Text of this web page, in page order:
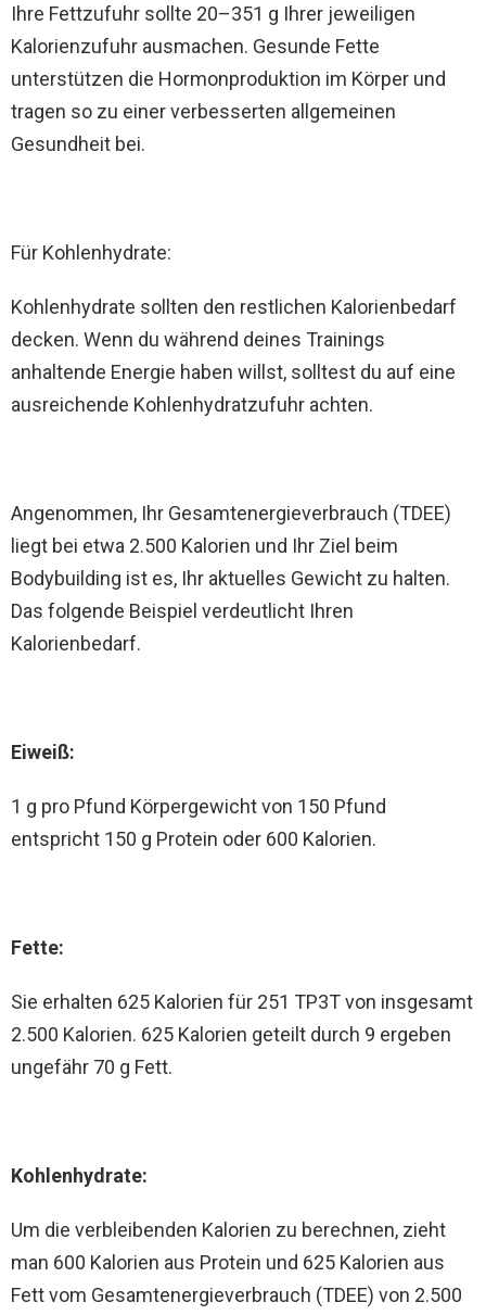
Ihre Fettzufuhr sollte 20–351 g Ihrer jeweiligen
Kalorienzufuhr ausmachen. Gesunde Fette
unterstützen die Hormonproduktion im Körper und
tragen so zu einer verbesserten allgemeinen
Gesundheit bei.
Für Kohlenhydrate:
Kohlenhydrate sollten den restlichen Kalorienbedarf
decken. Wenn du während deines Trainings
anhaltende Energie haben willst, solltest du auf eine
ausreichende Kohlenhydratzufuhr achten.
Angenommen, Ihr Gesamtenergieverbrauch (TDEE)
liegt bei etwa 2.500 Kalorien und Ihr Ziel beim
Bodybuilding ist es, Ihr aktuelles Gewicht zu halten.
Das folgende Beispiel verdeutlicht Ihren
Kalorienbedarf.
Eiweiß:
1 g pro Pfund Körpergewicht von 150 Pfund
entspricht 150 g Protein oder 600 Kalorien.
Fette:
Sie erhalten 625 Kalorien für 251 TP3T von insgesamt
2.500 Kalorien. 625 Kalorien geteilt durch 9 ergeben
ungefähr 70 g Fett.
Kohlenhydrate:
Um die verbleibenden Kalorien zu berechnen, zieht
man 600 Kalorien aus Protein und 625 Kalorien aus
Fett vom Gesamtenergieverbrauch (TDEE) von 2.500